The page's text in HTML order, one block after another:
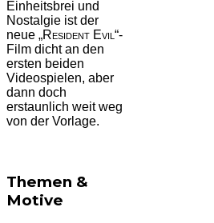
Einheitsbrei und
Nostalgie ist der
neue „Resident Evil “-
Film dicht an den
ersten beiden
Videospielen, aber
dann doch
erstaunlich weit weg
von der Vorlage.
Themen &
Motive